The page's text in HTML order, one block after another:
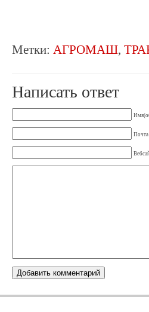
Метки: АГРОМАШ,
Написать ответ
Почта